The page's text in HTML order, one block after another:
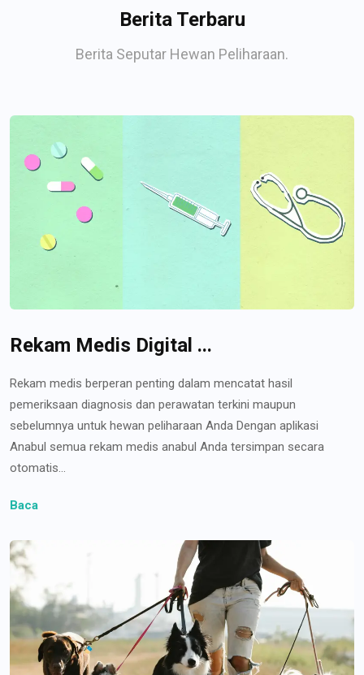
Berita Terbaru
Berita Seputar Hewan Peliharaan.
Rekam Medis Digital ...
Rekam medis berperan penting dalam mencatat hasil
pemeriksaan diagnosis dan perawatan terkini maupun
sebelumnya untuk hewan peliharaan Anda Dengan aplikasi
Anabul semua rekam medis anabul Anda tersimpan secara
otomatis...
Baca